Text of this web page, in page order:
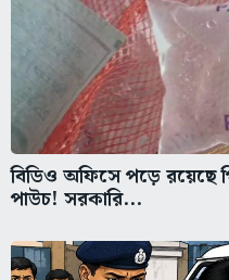
বিডিও অফিসে পড়ে রয়েছে
পাউচ! সরকারি...